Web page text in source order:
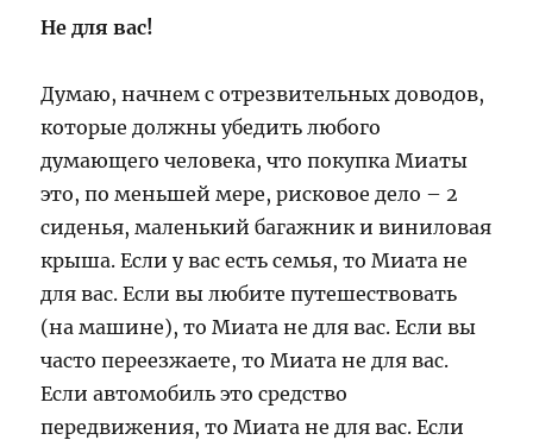
Не для вас!
Думаю, начнем с отрезвительных доводов,
которые должны убедить любого
думающего человека, что покупка Миаты
это, по меньшей мере, рисковое дело – 2
сиденья, маленький багажник и виниловая
крыша. Если у вас есть семья, то Миата не
для вас. Если вы любите путешествовать
(на машине), то Миата не для вас. Если вы
часто переезжаете, то Миата не для вас.
Если автомобиль это средство
передвижения, то Миата не для вас. Если